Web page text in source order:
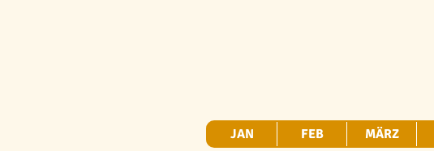
JAN FEB MÄRZ